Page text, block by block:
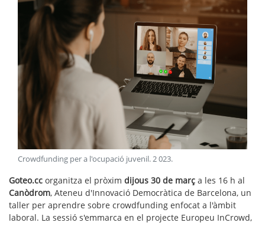
Crowdfunding per a l'ocupació juvenil.2 023.
Goteo.cc organitza el pròxim dijous 30 de març a les 16 h al
Canòdrom, Ateneu d'Innovació Democràtica de Barcelona, un
taller per aprendre sobre crowdfunding enfocat a l'àmbit
laboral. La sessió s'emmarca en el projecte Europeu InCrowd,